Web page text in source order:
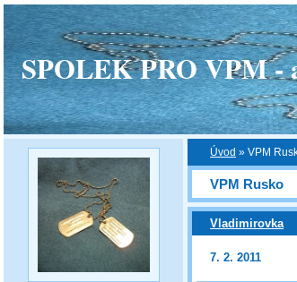
SPOLEK PRO VPM -
Úvod » VPM
VPM Rusko
Vladimirovka
7. 2. 2011